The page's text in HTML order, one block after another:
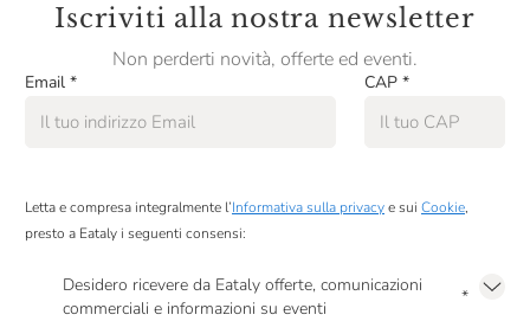
Torta Pistocchi
Trote Astro
Urbani Tartufi
Valverbe
Venchi
Iscriviti alla nostra newsletter
Non perderti novità, offerte ed eventi.
Email * CAP *
Letta e compresa integralmente l’Informativa sulla privacye sui Cookie,
presto a Eataly i seguenti consensi:
Desidero ricevere da Eataly offerte, comunicazioni
commerciali e informazioni su eventi
*